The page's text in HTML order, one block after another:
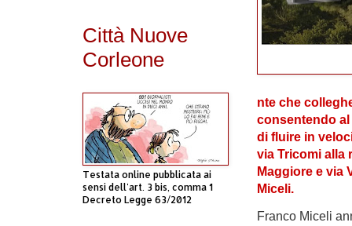
nte che
consentendo al
di fluire in
via Tricomi alla
Maggiore e via
Miceli.
Franco Miceli
Città Nuove
Corleone
Testata online pubblicata ai
sensi dell'art. 3 bis, comma 1
Decreto Legge 63/2012